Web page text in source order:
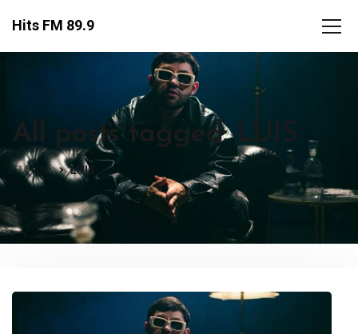
Hits FM 89.9
All posts tagged: LUIS
FM Hits LUIS